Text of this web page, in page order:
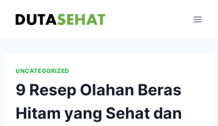
UNCATEGORIZED
9 Resep Olahan Beras
Hitam yang Sehat dan